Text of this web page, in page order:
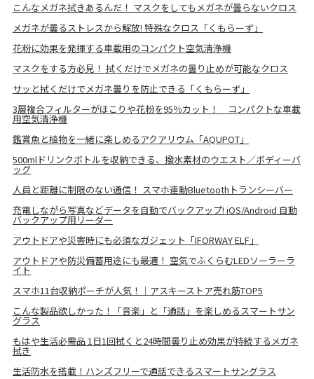
こんなメガネ拭きあるんだ！ マスクをしてもメガネが曇らないクロス
メガネが曇るストレスから解放! 特殊なクロス「くもらーず」
花粉に効果を発揮する車載用のコンパクト空気清浄機
マスクをする方必見！ 拭くだけでメガネの曇り止めが可能なクロス
サッと拭くだけでメガネ曇りを防止できる「くもらーず」
3層複合フィルターがほこりや花粉を95％カット！ コンパクトな車載
用空気清浄機
鑑賞魚と植物を一緒に楽しめるアクアリウム「AQUPOT」
500mlドリンクボトルを収納できる、撥水素材のウエスト／ボディーバ
ッグ
人員と距離に制限のない通信！ スマホ連動Bluetoothトランシーバー
充電しながら写真などデータを自動でバックアップ! iOS/Android 自動
バックアップ用リーダー
アウトドアや災害時にも必須なガジェット「IFORWAY ELF」
アウトドアや防災備蓄用途にも最適！ 空気でふくらむLEDソーラーラ
イト
スマホ11台収納ポーチが人気！｜アスキーストア売れ筋TOP5
こんな製品欲しかった！「音楽」と「通話」を楽しめるスマートサン
グラス
もはや生活必需品 1日1回拭くと24時間曇り止め効果が持続するメガネ
拭き
生活防水を搭載！ハンズフリーで通話できるスマートサングラス